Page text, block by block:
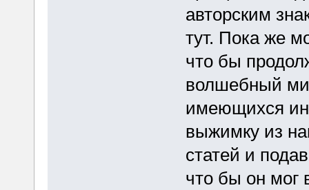
авторским
тут. Пока же
что бы
волшебный
имеющихся
выжимку из
статей и
что бы он мог